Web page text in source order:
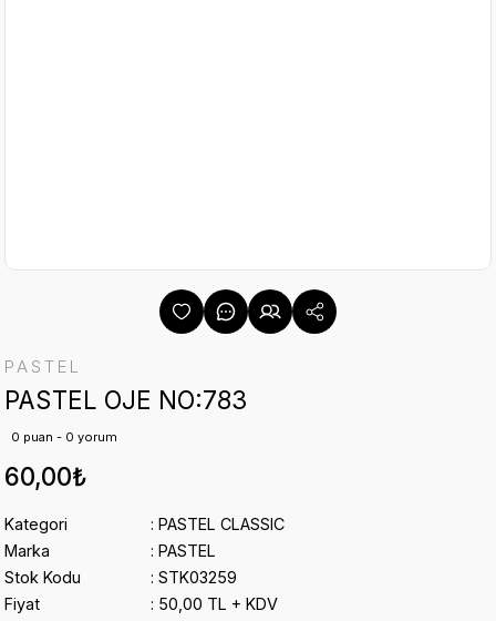
PASTEL
PASTEL OJE NO:783
0 puan - 0 yorum
60,00₺
Kategori
PASTEL CLASSIC
Marka
PASTEL
Stok Kodu
STK03259
Fiyat
50,00 TL + KDV